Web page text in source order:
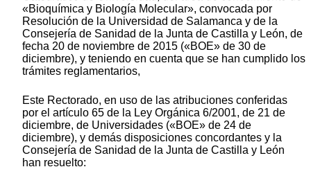
«Bioquímica y Biología Molecular», convocada por
Resolución de la Universidad de Salamanca y de la
Consejería de Sanidad de la Junta de Castilla y León, de
fecha 20 de noviembre de 2015 («BOE» de 30 de
diciembre), y teniendo en cuenta que se han cumplido los
trámites reglamentarios,
Este Rectorado, en uso de las atribuciones conferidas
por el artículo 65 de la Ley Orgánica 6/2001, de 21 de
diciembre, de Universidades («BOE» de 24 de
diciembre), y demás disposiciones concordantes y la
Consejería de Sanidad de la Junta de Castilla y León
han resuelto: